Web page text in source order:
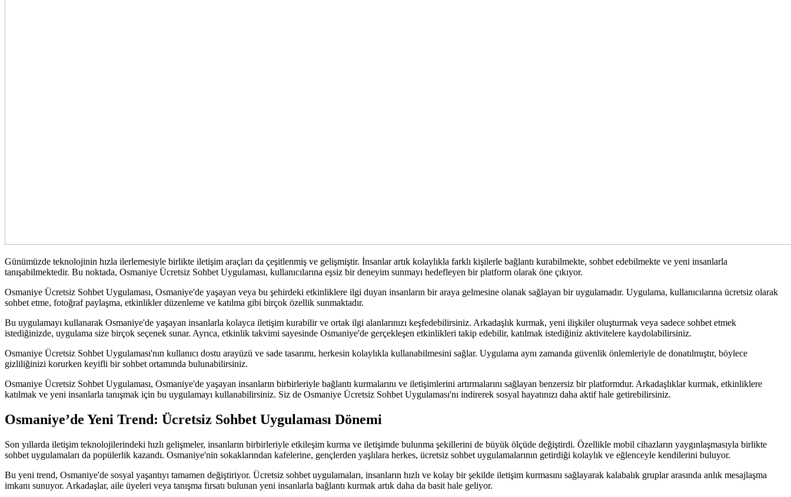
Günümüzde teknolojinin hızla ilerlemesiyle birlikte iletişim araçları da çeşitlenmiş ve gelişmiştir. İnsanlar artık kolaylıkla farklı kişilerle bağlantı kurabilmekte, sohbet edebilmekte ve yeni insanlarla
tanışabilmektedir. Bu noktada, Osmaniye Ücretsiz Sohbet Uygulaması, kullanıcılarına eşsiz bir deneyim sunmayı hedefleyen bir platform olarak öne çıkıyor.
Osmaniye Ücretsiz Sohbet Uygulaması, Osmaniye'de yaşayan veya bu şehirdeki etkinliklere ilgi duyan insanların bir araya gelmesine olanak sağlayan bir uygulamadır. Uygulama, kullanıcılarına ücretsiz olarak
sohbet etme, fotoğraf paylaşma, etkinlikler düzenleme ve katılma gibi birçok özellik sunmaktadır.
Bu uygulamayı kullanarak Osmaniye'de yaşayan insanlarla kolayca iletişim kurabilir ve ortak ilgi alanlarınızı keşfedebilirsiniz. Arkadaşlık kurmak, yeni ilişkiler oluşturmak veya sadece sohbet etmek
istediğinizde, uygulama size birçok seçenek sunar. Ayrıca, etkinlik takvimi sayesinde Osmaniye'de gerçekleşen etkinlikleri takip edebilir, katılmak istediğiniz aktivitelere kaydolabilirsiniz.
Osmaniye Ücretsiz Sohbet Uygulaması'nın kullanıcı dostu arayüzü ve sade tasarımı, herkesin kolaylıkla kullanabilmesini sağlar. Uygulama aynı zamanda güvenlik önlemleriyle de donatılmıştır, böylece
gizliliğinizi korurken keyifli bir sohbet ortamında bulunabilirsiniz.
Osmaniye Ücretsiz Sohbet Uygulaması, Osmaniye'de yaşayan insanların birbirleriyle bağlantı kurmalarını ve iletişimlerini artırmalarını sağlayan benzersiz bir platformdur. Arkadaşlıklar kurmak, etkinliklere
katılmak ve yeni insanlarla tanışmak için bu uygulamayı kullanabilirsiniz. Siz de Osmaniye Ücretsiz Sohbet Uygulaması'nı indirerek sosyal hayatınızı daha aktif hale getirebilirsiniz.
Osmaniye’de Yeni Trend: Ücretsiz Sohbet Uygulaması Dönemi
Son yıllarda iletişim teknolojilerindeki hızlı gelişmeler, insanların birbirleriyle etkileşim kurma ve iletişimde bulunma şekillerini de büyük ölçüde değiştirdi. Özellikle mobil cihazların yaygınlaşmasıyla birlikte
sohbet uygulamaları da popülerlik kazandı. Osmaniye'nin sokaklarından kafelerine, gençlerden yaşlılara herkes, ücretsiz sohbet uygulamalarının getirdiği kolaylık ve eğlenceyle kendilerini buluyor.
Bu yeni trend, Osmaniye'de sosyal yaşantıyı tamamen değiştiriyor. Ücretsiz sohbet uygulamaları, insanların hızlı ve kolay bir şekilde iletişim kurmasını sağlayarak kalabalık gruplar arasında anlık mesajlaşma
imkanı sunuyor. Arkadaşlar, aile üyeleri veya tanışma fırsatı bulunan yeni insanlarla bağlantı kurmak artık daha da basit hale geliyor.